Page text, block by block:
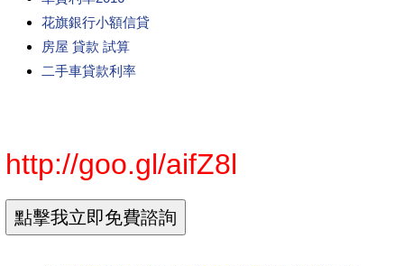
花旗銀行小額信貸
房屋 貸款 試算
二手車貸款利率
http://goo.gl/aifZ8l